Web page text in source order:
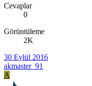
Cevaplar
0
Görüntüleme
2K
30 Eylül 2016
akmaster_91
A